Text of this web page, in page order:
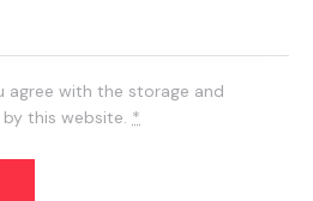
agree with the storage and
this website. *